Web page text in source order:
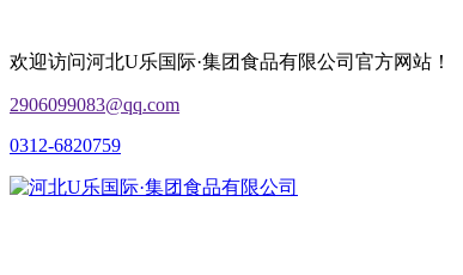
欢迎访问河北U乐国际·集团食品有限公司官方网站！
2906099083@qq.com
0312-6820759